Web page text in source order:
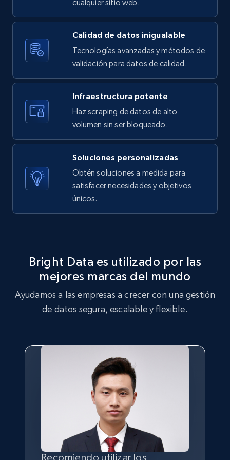
Etsy - Collects data from shop's URL
URL, Product id, Listing inventory id, Title, Rating,
Reviews count shop, Reviews count item, Initial
price, and more.
Amazon products search
price, Currency, Sold, and more.
1.6K+ 181+ Prueba gratuita
and more.
1.3K+ 175+ Prueba gratuita
specified keywords
URL, Product id, Title, Product description,
Rating, Reviews count, Initial price, Discount,
175+
cualquier sitio web.
Calidad de datos inigualable
Tecnologías avanzadas y métodos de
validación para datos de calidad.
Infraestructura potente
Haz scraping de datos de alto
volumen sin ser bloqueado.
Soluciones personalizadas
Obtén soluciones a medida para
satisfacer necesidades y objetivos
únicos.
Bright Data es utilizado por las
mejores marcas del mundo
Ayudamos a las empresas a crecer con una gestión
de datos segura, escalable y flexible.
Recomiendo utilizar los
Sin la posibilidad de recopilar